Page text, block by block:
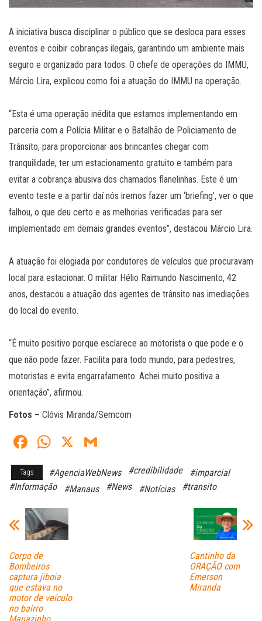
A iniciativa busca disciplinar o público que se desloca para esses
eventos e coibir cobranças ilegais, garantindo um ambiente mais
seguro e organizado para todos. O chefe de operações do IMMU,
Márcio Lira, explicou como foi a atuação do IMMU na operação.
“Esta é uma operação inédita que estamos implementando em
parceria com a Polícia Militar e o Batalhão de Policiamento de
Trânsito, para proporcionar aos brincantes chegar com
tranquilidade, ter um estacionamento gratuito e também para
evitar a cobrança abusiva dos chamados flanelinhas. Este é um
evento teste e a partir daí nós iremos fazer um ‘briefing’, ver o que
falhou, o que deu certo e as melhorias verificadas para ser
implementado em demais grandes eventos”, destacou Márcio Lira.
A atuação foi elogiada por condutores de veículos que procuravam
local para estacionar. O militar Hélio Raimundo Nascimento, 42
anos, destacou a atuação dos agentes de trânsito nas imediações
do local do evento.
“É muito positivo porque esclarece ao motorista o que pode e o
que não pode fazer. Facilita para todo mundo, para pedestres,
motoristas e evita engarrafamento. Achei muito positiva a
orientação”, afirmou.
Fotos – Clóvis Miranda/Semcom
Fa
ce
bo
ok
W
ts
pp
X
ail
Tags #AgenciaWebNews #credibilidade
#imparcial
#Informação
#Manaus #News #Notícias #transito
Corpo de
Bombeiros
captura jiboia
que estava no
motor de veículo
no bairro
Cantinho da
ORAÇÃO com
Emerson
Miranda